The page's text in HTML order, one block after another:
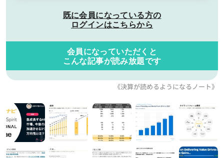
既に会員になっている方の
ログインはこちらから
会員になっていただくと
こんな記事が読み放題です
《決算が読めるようになるノート》